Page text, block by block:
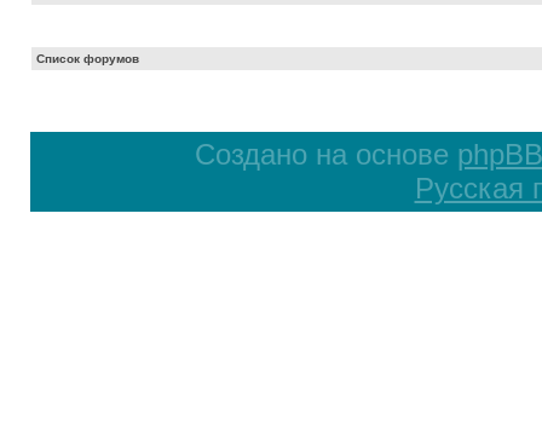
Список форумов
Создано на основе phpBB
Русская